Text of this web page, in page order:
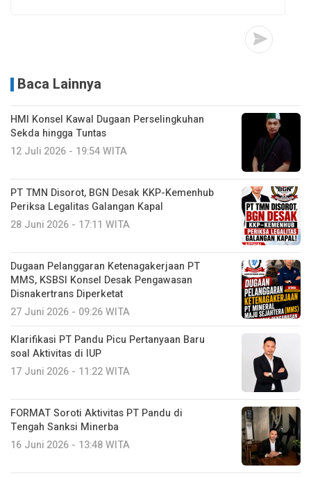
Baca Lainnya
HMI Konsel Kawal Dugaan Perselingkuhan
Sekda hingga Tuntas
12 Juli 2026 - 19:54 WITA
PT TMN Disorot, BGN Desak KKP-Kemenhub
Periksa Legalitas Galangan Kapal
28 Juni 2026 - 17:11 WITA
Dugaan Pelanggaran Ketenagakerjaan PT
MMS, KSBSI Konsel Desak Pengawasan
Disnakertrans Diperketat
27 Juni 2026 - 09:26 WITA
Klarifikasi PT Pandu Picu Pertanyaan Baru
soal Aktivitas di IUP
17 Juni 2026 - 11:22 WITA
FORMAT Soroti Aktivitas PT Pandu di
Tengah Sanksi Minerba
16 Juni 2026 - 13:48 WITA